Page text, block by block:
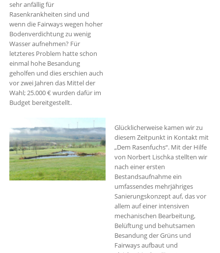
sehr anfällig für
Rasenkrankheiten sind und
wenn die Fairways wegen hoher
Bodenverdichtung zu wenig
Wasser aufnehmen? Für
letzteres Problem hatte schon
einmal hohe Besandung
geholfen und dies erschien auch
vor zwei Jahren das Mittel der
Wahl; 25.000 € wurden dafür im
Budget bereitgestellt.
Glücklicherweise kamen wir zu
diesem Zeitpunkt in Kontakt mit
„Dem Rasenfuchs“. Mit der Hilfe
von Norbert Lischka stellten wir
nach einer ersten
Bestandsaufnahme ein
umfassendes mehrjähriges
Sanierungskonzept auf, das vor
allem auf einer intensiven
mechanischen Bearbeitung,
Belüftung und behutsamen
Besandung der Grüns und
Fairways aufbaut und